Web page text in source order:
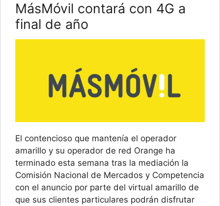
MásMóvil contará con 4G a
final de año
El contencioso que mantenía el operador
amarillo y su operador de red Orange ha
terminado esta semana tras la mediación la
Comisión Nacional de Mercados y Competencia
con el anuncio por parte del virtual amarillo de
que sus clientes particulares podrán disfrutar